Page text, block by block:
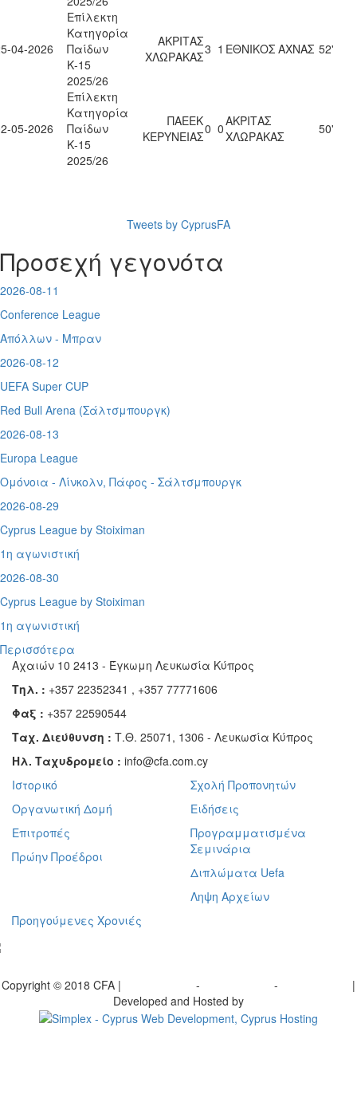
04-2026
Επίλεκτη
Κατηγορία
Παίδων
Κ-15
2025/26
ΑΚΡΙΤΑΣ
ΧΛΩΡΑΚΑΣ3 1 ΕΘΝΙΚΟΣ ΑΧΝΑΣ 52'
05-2026
Επίλεκτη
Κατηγορία
Παίδων
Κ-15
2025/26
ΠΑΕΕΚ
ΚΕΡΥΝΕΙΑΣ0 0ΑΚΡΙΤΑΣ
ΧΛΩΡΑΚΑΣ
50'
Tweets by CyprusFA
Προσεχή γεγονότα
2026-08-11
Conference League
Απόλλων - Μπραν
2026-08-12
UEFA Super CUP
Red Bull Arena (Σάλτσμπουργκ)
2026-08-13
Europa League
Ομόνοια - Λίνκολν, Πάφος - Σάλτσμπουργκ
2026-08-29
Cyprus League by Stoiximan
1η αγωνιστική
2026-08-30
Cyprus League by Stoiximan
1η αγωνιστική
Περισσότερα
Αχαιών 10 2413 - Έγκωμη Λευκωσία Κύπρος
Τηλ. : +357 22352341 , +357 77771606
Φαξ : +357 22590544
Ταχ. Διεύθυνση : Τ.Θ. 25071, 1306 - Λευκωσία Κύπρος
Ηλ. Ταχυδρομείο : info@cfa.com.cy
Ιστορικό
Οργανωτική Δομή
Επιτροπές
Πρώην Προέδροι
Σχολή Προπονητών
Ειδήσεις
Προγραμματισμένα
Σεμινάρια
Διπλώματα Uefa
Ληψη Αρχείων
Προηγούμενες Χρονιές
Copyright © 2018 CFA | - -
|
Developed and Hosted by